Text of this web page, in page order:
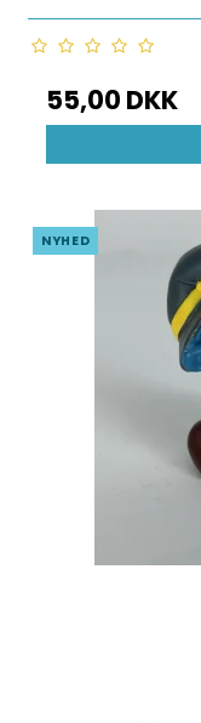
55,00 DKK
NYHED